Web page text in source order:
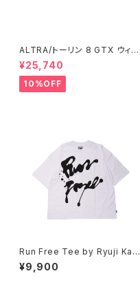
ALTRA/トーリン 8 GTX ウィメ
ンズ
¥25,740
10%OFF
Run Free Tee by Ryuji Kam
iyama / white
¥9,900